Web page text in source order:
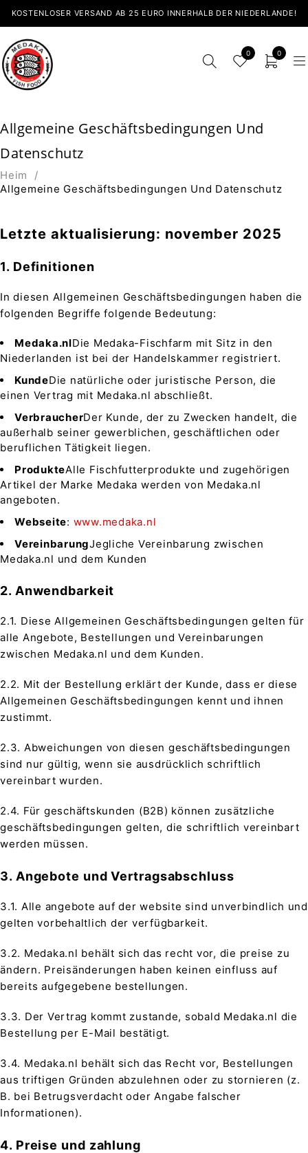
KOSTENLOSER VERSAND AB 25 EURO INNERHALB DER NIEDERLANDE!
0 0
Allgemeine Geschäftsbedingungen Und
Datenschutz
Heim
/
Allgemeine Geschäftsbedingungen Und Datenschutz
Letzte aktualisierung: november 2025
1. Definitionen
In diesen Allgemeinen Geschäftsbedingungen haben die
folgenden Begriffe folgende Bedeutung:
Medaka.nlDie Medaka-Fischfarm mit Sitz in den
Niederlanden ist bei der Handelskammer registriert.
KundeDie natürliche oder juristische Person, die
einen Vertrag mit Medaka.nl abschließt.
VerbraucherDer Kunde, der zu Zwecken handelt, die
außerhalb seiner gewerblichen, geschäftlichen oder
beruflichen Tätigkeit liegen.
ProdukteAlle Fischfutterprodukte und zugehörigen
Artikel der Marke Medaka werden von Medaka.nl
angeboten.
Webseite: www.medaka.nl
VereinbarungJegliche Vereinbarung zwischen
Medaka.nl und dem Kunden
2. Anwendbarkeit
2.1. Diese Allgemeinen Geschäftsbedingungen gelten für
alle Angebote, Bestellungen und Vereinbarungen
zwischen Medaka.nl und dem Kunden.
2.2. Mit der Bestellung erklärt der Kunde, dass er diese
Allgemeinen Geschäftsbedingungen kennt und ihnen
zustimmt.
2.3. Abweichungen von diesen geschäftsbedingungen
sind nur gültig, wenn sie ausdrücklich schriftlich
vereinbart wurden.
2.4. Für geschäftskunden (B2B) können zusätzliche
geschäftsbedingungen gelten, die schriftlich vereinbart
werden müssen.
3. Angebote und Vertragsabschluss
3.1. Alle angebote auf der website sind unverbindlich und
gelten vorbehaltlich der verfügbarkeit.
3.2. Medaka.nl behält sich das recht vor, die preise zu
ändern. Preisänderungen haben keinen einfluss auf
bereits aufgegebene bestellungen.
3.3. Der Vertrag kommt zustande, sobald Medaka.nl die
Bestellung per E-Mail bestätigt.
3.4. Medaka.nl behält sich das Recht vor, Bestellungen
aus triftigen Gründen abzulehnen oder zu stornieren (z.
B. bei Betrugsverdacht oder Angabe falscher
Informationen).
4. Preise und zahlung